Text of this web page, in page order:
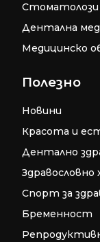
Стоматолози
Дентална
Медицинско
Полезно
Новини
Красота и
Дентално
Здравословно
Спорт за
Бременност